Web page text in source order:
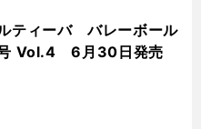
ティーバ バレーボール
Vol.4 6月30日発売